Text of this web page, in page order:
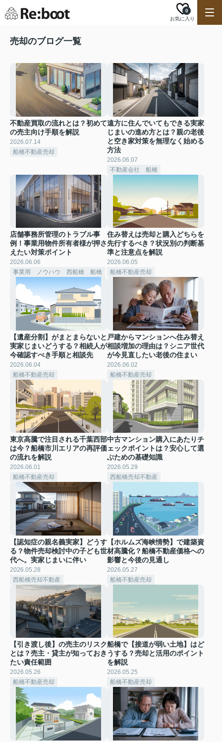
お気に入り
0
売却のブログ一覧
不動産買取の流れとは？初めて
の売主向け手順を解説
2026.07.14
船橋不動産売却
遠方に住んでいてもできる実家
じまいの進め方とは？親の老後
と空き家対策を無理なく始める
方法
2026.06.07
不動産会社 船橋
店舗事務所管理のトラブル事
例！事業用物件所有者様が押さ
えたい対策ポイント
2026.06.06
事業用 ノウハウ 西船橋 船橋
住み替えは売却と購入どちらを
先行するべき？状況別の判断基
準と注意点を解説
2026.06.05
船橋不動産売却
【遺産分割】がまとまらないと
実家じまいどうする？相続人が
今確認すべき手順と相談先
2026.06.04
船橋不動産売却
戸建からマンションへ住み替え
相談増加の理由は？シニア世代
が今見直したい老後の住まい
2026.06.02
船橋不動産売却
東京高騰で注目される千葉西部
は今？船橋市川エリアの再評価
の流れを解説
2026.06.01
船橋不動産売却
中古マンション購入にあたりチ
ェックポイントは？安心して選
ぶための基礎知識
2026.05.29
西船橋売却不動産
【認知症の親名義実家】どうす
る？物件売却検討中の子ども世
代へ。実家じまいに伴い
2026.05.28
西船橋売却不動産
【ホルムズ海峡情勢】で建築資
材高騰化？船橋不動産価格への
影響と今後の見通し
2026.05.27
船橋不動産売却
【引き渡し後】の売主のリスク
とは？売主・貸主が知っておき
たい責任範囲
2026.05.26
船橋不動産売却
船橋で【接道が弱い土地】はど
うする？売却と活用のポイント
を解説
2026.05.25
船橋不動産売却